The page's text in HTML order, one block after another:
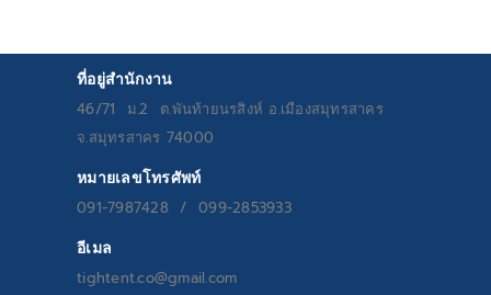
ที่อยู่สำนักงาน
46/71 ม.2 ต.พันท้ายนรสิงห์ อ.เมืองสมุทรสาคร
จ.สมุทรสาคร 74000
หมายเลขโทรศัพท์
091-7987428 / 099-2853933
อีเมล
tightent.co@gmail.com